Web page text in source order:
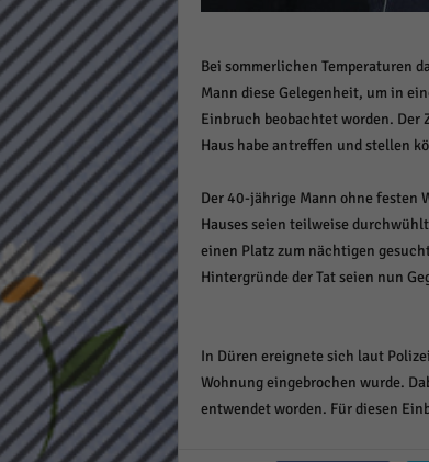
Bei sommerlichen Temperaturen
Mann diese Gelegenheit, um in
Einbruch beobachtet worden. Der
Haus habe antreffen und stellen
Der 40-jährige Mann ohne festen
Hauses seien teilweise
einen Platz zum nächtigen
Hintergründe der Tat seien nun
In Düren ereignete sich laut
Wohnung eingebrochen wurde.
entwendet worden. Für diesen